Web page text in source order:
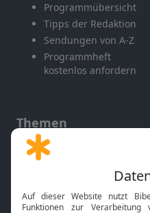
Programmübersicht
Tipps der Redaktion
Sendungen von A-Z
Programmheft
kostenlos anfordern
Themen
Gott und Bibel erklärt
Neuigkeiten